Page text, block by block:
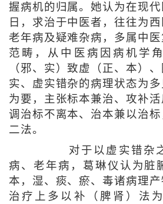
握病机的归属。她认为在现
日，求治于中医者，往往为西
老年病及疑难杂病，多属中
范畴，从中医病因病机学
（邪、实）致虚（正、本）
实、虚实错杂的病理状态为
为要，主张标本兼治、攻补
调治标不离本、治本兼以治
二法。
对于以虚实错杂之
病、老年病，葛琳仪认为脏
本，湿、痰、瘀、毒诸病理产
治疗上多以补（脾肾）法